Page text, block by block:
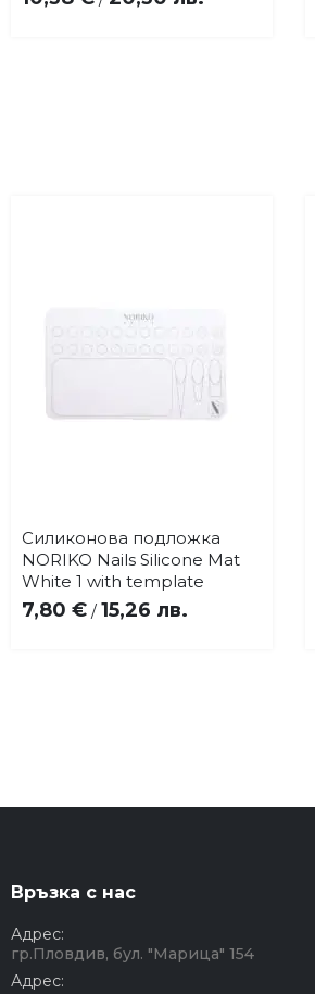
Добави
в
любими
Купи
Силиконова подложка
NORIKO Nails Silicone Mat
White 1 with template
7,80 € / 15,26 лв.
Връзка с нас
Адрес:
гр.Пловдив, бул. "Марица" 154
Адрес: